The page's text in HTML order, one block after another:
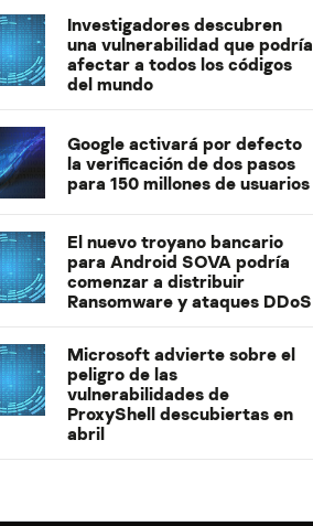
Investigadores descubren
una vulnerabilidad que podría
afectar a todos los códigos
del mundo
Google activará por defecto
la verificación de dos pasos
para 150 millones de usuarios
El nuevo troyano bancario
para Android SOVA podría
comenzar a distribuir
Ransomware y ataques DDoS
Microsoft advierte sobre el
peligro de las
vulnerabilidades de
ProxyShell descubiertas en
abril